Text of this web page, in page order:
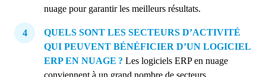
nuage pour garantir les meilleurs résultats.
QUELS SONT LES SECTEURS D’ACTIVITÉ
QUI PEUVENT BÉNÉFICIER D’UN LOGICIEL
ERP EN NUAGE ? Les logiciels ERP en nuage
conviennent à un grand nombre de secteurs,